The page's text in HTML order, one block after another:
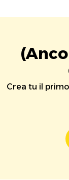
Crea tu il